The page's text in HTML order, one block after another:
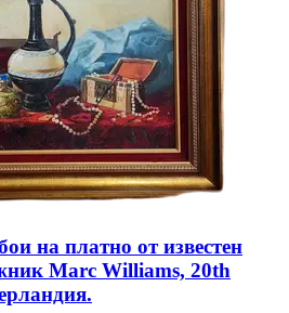
на платно от известен
Marc Williams, 20th